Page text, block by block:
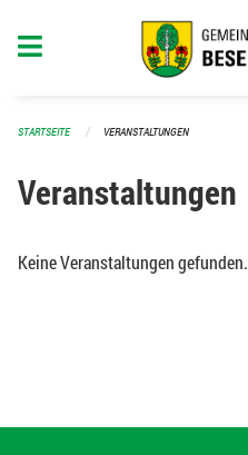
STARTSEITE VERANSTALTUNGEN
Veranstaltungen
Keine Veranstaltungen gefunden.